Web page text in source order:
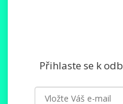
Přihlaste se k